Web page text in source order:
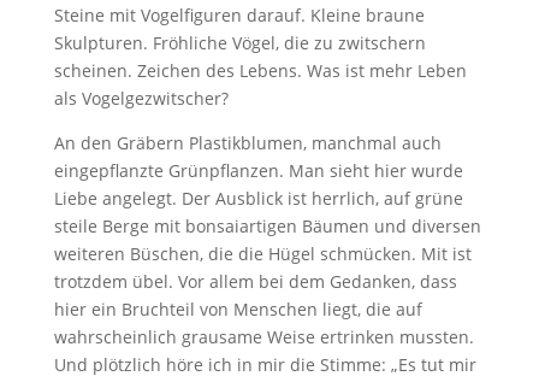
Steine mit Vogelfiguren darauf. Kleine braune
Skulpturen. Fröhliche Vögel, die zu zwitschern
scheinen. Zeichen des Lebens. Was ist mehr Leben
als Vogelgezwitscher?
An den Gräbern Plastikblumen, manchmal auch
eingepflanzte Grünpflanzen. Man sieht hier wurde
Liebe angelegt. Der Ausblick ist herrlich, auf grüne
steile Berge mit bonsaiartigen Bäumen und diversen
weiteren Büschen, die die Hügel schmücken. Mit ist
trotzdem übel. Vor allem bei dem Gedanken, dass
hier ein Bruchteil von Menschen liegt, die auf
wahrscheinlich grausame Weise ertrinken mussten.
Und plötzlich höre ich in mir die Stimme: „Es tut mir